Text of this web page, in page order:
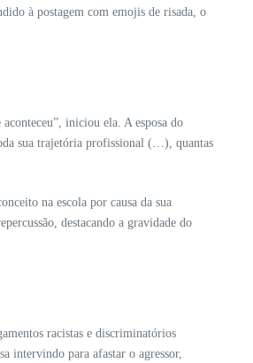
à postagem com emojis de risada, o
iniciou ela. A esposa do
sua trajetória profissional (…), quantas
na escola por causa da sua
destacando a gravidade do
racistas e discriminatórios
intervindo para afastar o agressor,